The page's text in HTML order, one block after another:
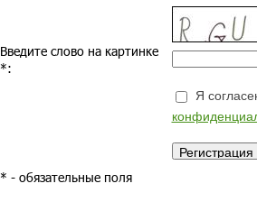
Введите слово на картинке
*:
Я
* - обязательные поля